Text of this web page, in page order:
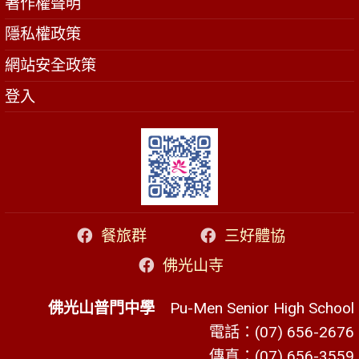
隱私權政策
網站安全政策
登入
餐旅群
三好體協
佛光山寺
佛光山普門中學 Pu-Men Senior High School
電話：(07) 656-2676